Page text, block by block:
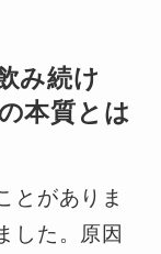
み続け
本質とは
とがありま
した。原因